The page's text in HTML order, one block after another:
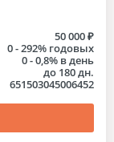
50 000 ₽
0 - 292% годовых
0 - 0,8% в день
до 180 дн.
651503045006452